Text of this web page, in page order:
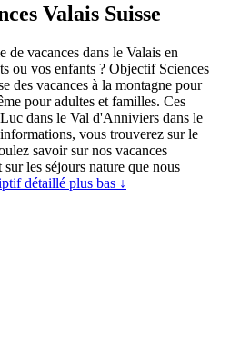
Valais Suisse
de vacances dans le Valais en
ou vos enfants ? Objectif Sciences
des vacances à la montagne pour
pour adultes et familles. Ces
Luc dans le Val d'Anniviers dans le
vous trouverez sur le
savoir sur nos vacances
les séjours nature que nous
détaillé plus bas ↓